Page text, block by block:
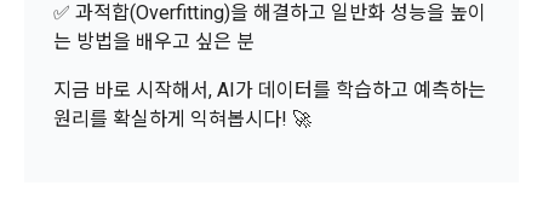
경우, 본 약관과 개인정보취급방침, 서비스 제공을 위해 “회
사”가 “회원”의 외부 서비스 계정 정보 접근 및 활용에 “동의” 또
“회원”에게 통지함으로써 이용계약이 성립된다.
5. “회원”은 이용계약 성립 후, 당사의 동의 없이 임의로 회원 ID
나. 개인정보 수집방법
1) 회원가입 및 서비스 이용 과정에서 이용자가 개인정보 수집
에 대해 동의를 하고 직접 정보를 입력하는 경우, 해당 개인정보
를 수집
✅ 과적합(Overfitting)을 해결하고 일반화 성능을 높이
는 방법을 배우고 싶은 분
지금 바로 시작해서, AI가 데이터를 학습하고 예측하는
원리를 확실하게 익혀봅시다! 🚀